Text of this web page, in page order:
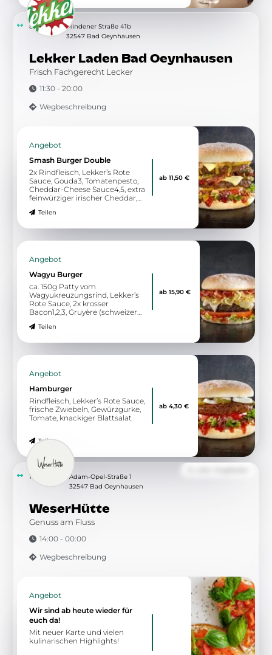
Lekker Laden Bad Oeynhausen
Frisch Fachgerecht Lecker
11:30 - 20:00
Wegbeschreibung
8.61 km
Mindener Straße 41b
32547 Bad Oeynhausen
Angebot
Smash Burger Double
2x Rindfleisch, Lekker’s Rote
Sauce, Gouda3, Tomatenpesto,
Cheddar-Cheese Sauce4,5, extra
feinwürziger irischer Cheddar,
gegrillte Tomate0, knackiger
Teilen
ab 11,50 €
Angebot
Wagyu Burger
ca. 150g Patty vom
Wagyukreuzungsrind, Lekker’s
Rote Sauce, 2x krosser
Bacon1,2,3, Gruyère (schweizer
Tomate, knackiger Blattsalat
Teilen
ab 15,90 €
Angebot
Hamburger
Rindfleisch, Lekker’s Rote Sauce,
frische Zwiebeln, Gewürzgurke,
Tomate, knackiger Blattsalat
Teilen
ab 4,30 €
WeserHütte
Genuss am Fluss
14:00 - 00:00
Wegbeschreibung
10.16 km
Adam-Opel-Straße 1
32547 Bad Oeynhausen
Angebot
Wir sind ab heute wieder für
euch da!
Mit neuer Karte und vielen
kulinarischen Highlights!